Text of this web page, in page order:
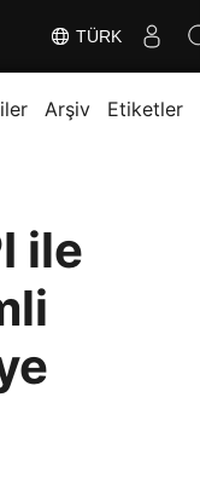
TÜRK
Arşiv Etiketler
ile